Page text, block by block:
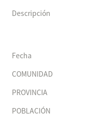
Descripción
Fecha
COMUNIDAD
PROVINCIA
POBLACIÓN